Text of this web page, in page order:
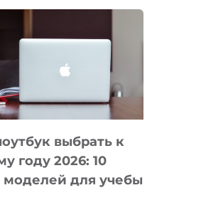
КОТОРЫЕ
СОЗДАВАТЬ
БЕЗ
КОДА выбрать к
году 2026: 10
для учебы